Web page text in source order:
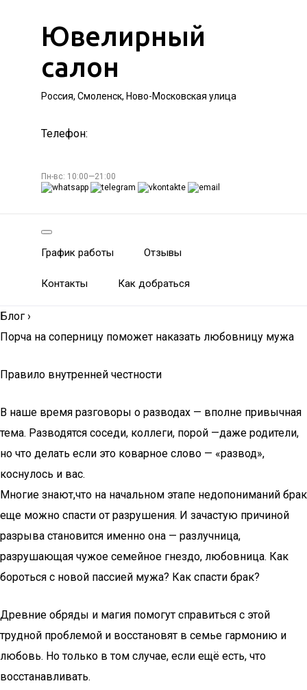
Ювелирный
салон
Россия, Смоленск, Ново-Московская улица
Телефон:
Пн-вс: 10:00—21:00
График работы Отзывы
Контакты Как добраться
Блог ›
Порча на соперницу поможет наказать любовницу мужа
Правило внутренней честности
В наше время разговоры о разводах — вполне привычная
тема. Разводятся соседи, коллеги, порой —даже родители,
но что делать если это коварное слово — «развод»,
коснулось и вас.
Многие знают,что на начальном этапе недопониманий брак
еще можно спасти от разрушения. И зачастую причиной
разрыва становится именно она — разлучница,
разрушающая чужое семейное гнездо, любовница. Как
бороться с новой пассией мужа? Как спасти брак?
Древние обряды и магия помогут справиться с этой
трудной проблемой и восстановят в семье гармонию и
любовь. Но только в том случае, если ещё есть, что
восстанавливать.